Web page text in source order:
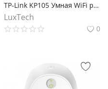
TP-Link KP105 Умная WiFi розетка
LuxTech
0